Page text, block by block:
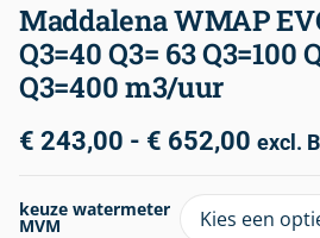
Maddalena WMAP
Q3=40 Q3= 63 Q3=100
Q3=400 m3/uur
€ 243,00 - € 652,00 excl.
keuze watermeter
MVM